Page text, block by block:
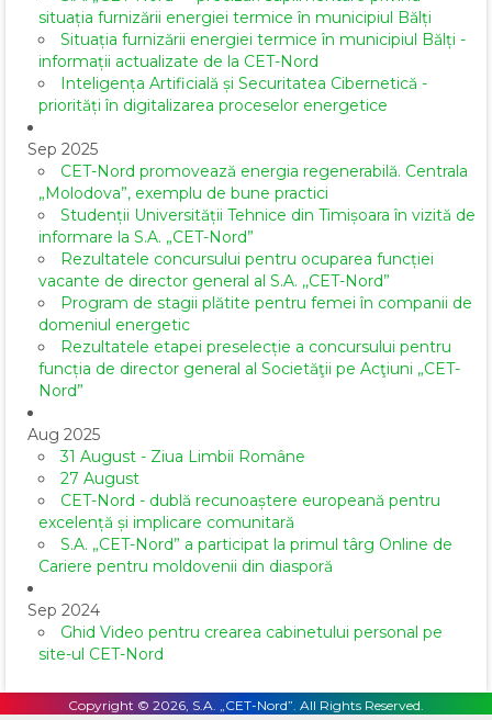
situația furnizării energiei termice în municipiul Bălți
Situația furnizării energiei termice în municipiul Bălți -
informații actualizate de la CET-Nord
Inteligența Artificială și Securitatea Cibernetică -
priorități în digitalizarea proceselor energetice
Sep 2025
CET-Nord promovează energia regenerabilă. Centrala
„Molodova”, exemplu de bune practici
Studenții Universității Tehnice din Timișoara în vizită de
informare la S.A. „CET-Nord”
Rezultatele concursului pentru ocuparea funcției
vacante de director general al S.A. ,,CET-Nord”
Program de stagii plătite pentru femei în companii de
domeniul energetic
Rezultatele etapei preselecție a concursului pentru
funcția de director general al Societăţii pe Acţiuni „CET-
Nord”
Aug 2025
31 August - Ziua Limbii Române
27 August
CET-Nord - dublă recunoaștere europeană pentru
excelență și implicare comunitară
S.A. „CET-Nord” a participat la primul târg Online de
Cariere pentru moldovenii din diasporă
Sep 2024
Ghid Video pentru crearea cabinetului personal pe
site-ul CET-Nord
Copyright © 2026, S.A. „CET-Nord”. All Rights Reserved.